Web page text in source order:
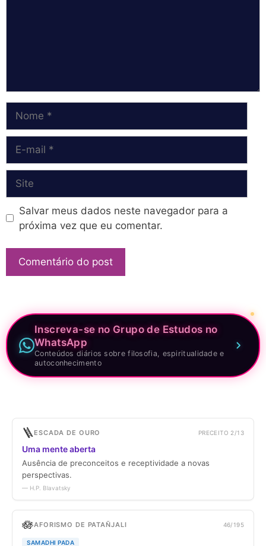
mail
Salvar meus dados neste navegador para a
próxima vez que eu comentar.
Inscreva-se no Grupo de Estudos no
WhatsApp
Conteúdos diários sobre filosofia, espiritualidade e
autoconhecimento